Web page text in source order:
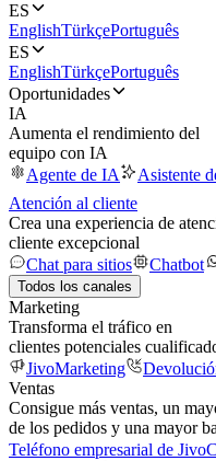
ES
EnglishTürkçePortuguês
ES
EnglishTürkçePortuguês
Oportunidades
IA
Aumenta el rendimiento del
equipo con IA
Agente de IA
Asistente
Atención al cliente
Crea una experiencia de
cliente excepcional
Chat para sitios
Chatbot
Todos los canales
Marketing
Transforma el tráfico en
clientes potenciales
JivoMarketing
Ventas
Consigue más ventas, un
de los pedidos y una mayor
Teléfono empresarial de